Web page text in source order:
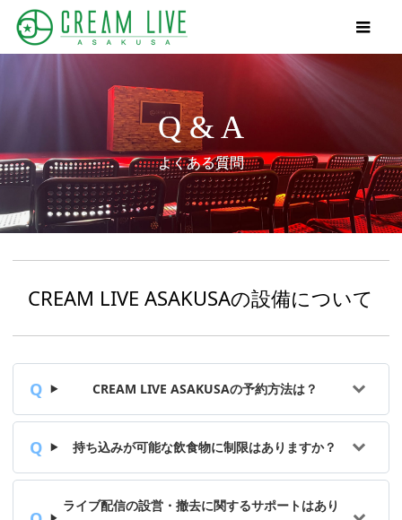
Q & A
よくある質問
CREAM LIVE ASAKUSAの設備について
CREAM LIVE ASAKUSAの予約方法は？
持ち込みが可能な飲食物に制限はありますか？
ライブ配信の設営・撤去に関するサポートはあり